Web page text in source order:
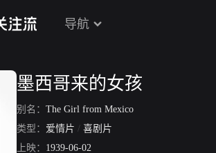
导航
墨西哥来的女孩
别名： The Girl from Mexico
类型： 爱情片 / 喜剧片
上映： 1939-06-02